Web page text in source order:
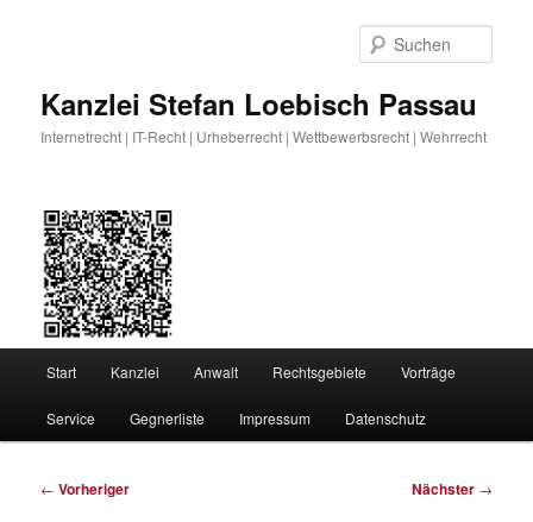
Kanzlei Stefan Loebisch Passau
Internetrecht | IT-Recht | Urheberrecht | Wettbewerbsrecht | Wehrrecht
Start Kanzlei Anwalt Rechtsgebiete Vorträge
Service Gegnerliste Impressum Datenschutz
Beitragsnavigation
← Vorheriger Nächster →